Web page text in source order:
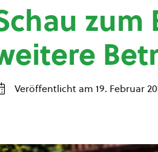
Veröffentlicht am 19. Februar